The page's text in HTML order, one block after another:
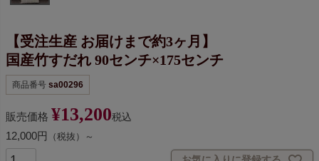
【受注生産 お届けまで約3ヶ月】
国産竹すだれ 90センチ×175センチ
商品番号 sa00296
販売価格 ¥13,200税込
12,000円 （税抜）～